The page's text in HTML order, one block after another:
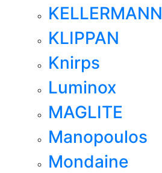
KELLERMANN
KLIPPAN
Knirps
Luminox
MAGLITE
Manopoulos
Mondaine